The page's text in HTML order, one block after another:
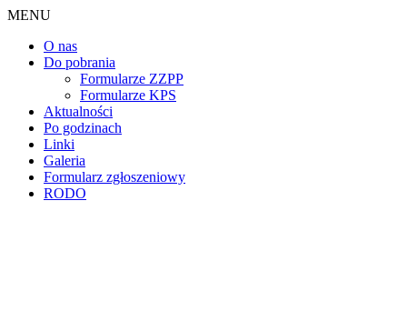
MENU
O nas
Do pobrania
Formularze ZZPP
Formularze KPS
Aktualności
Po godzinach
Linki
Galeria
Formularz zgłoszeniowy
RODO